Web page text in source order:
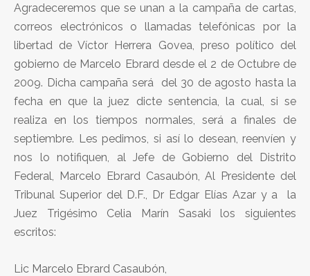
Agradeceremos que se unan a la campaña de cartas,
correos electrónicos o llamadas telefónicas por la
libertad de Víctor Herrera Govea, preso político del
gobierno de Marcelo Ebrard desde el 2 de Octubre de
2009. Dicha campaña será del 30 de agosto hasta la
fecha en que la juez dicte sentencia, la cual, si se
realiza en los tiempos normales, será a finales de
septiembre. Les pedimos, si así lo desean, reenvíen y
nos lo notifiquen, al Jefe de Gobierno del Distrito
Federal, Marcelo Ebrard Casaubón, Al Presidente del
Tribunal Superior del D.F., Dr Edgar Elías Azar y a la
Juez Trigésimo Celia Marín Sasaki los siguientes
escritos:
Lic Marcelo Ebrard Casaubón,